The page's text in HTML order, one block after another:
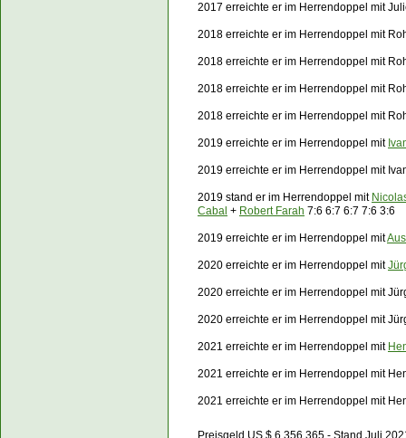
2017 erreichte er im Herrendoppel mit
2018 erreichte er im Herrendoppel mit
2018 erreichte er im Herrendoppel mit
2018 erreichte er im Herrendoppel mit
2018 erreichte er im Herrendoppel mit
2019 erreichte er im Herrendoppel mit
2019 erreichte er im Herrendoppel mit
2019 stand er im Herrendoppel mit
Cabal + Robert Farah 7:6 6:7 6:7 7:6 3:6
2019 erreichte er im Herrendoppel mit
2020 erreichte er im Herrendoppel mit
2020 erreichte er im Herrendoppel mit
2020 erreichte er im Herrendoppel mit
2021 erreichte er im Herrendoppel mit
2021 erreichte er im Herrendoppel mit
2021 erreichte er im Herrendoppel mit
Preisgeld US $ 6.356.365.- Stand Juli